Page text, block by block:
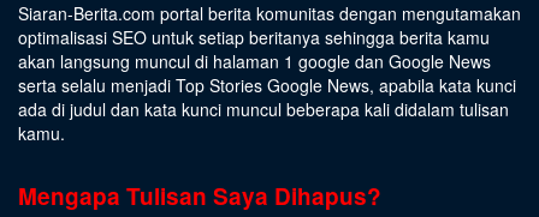
Siaran-Berita.com portal berita komunitas dengan mengutamakan
optimalisasi SEO untuk setiap beritanya sehingga berita kamu
akan langsung muncul di halaman 1 google dan Google News
serta selalu menjadi Top Stories Google News, apabila kata kunci
ada di judul dan kata kunci muncul beberapa kali didalam tulisan
kamu.
Mengapa Tulisan Saya Dihapus?